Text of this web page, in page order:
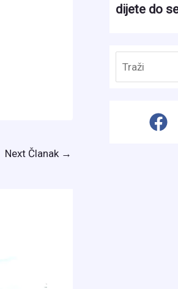
Next Članak →
Search